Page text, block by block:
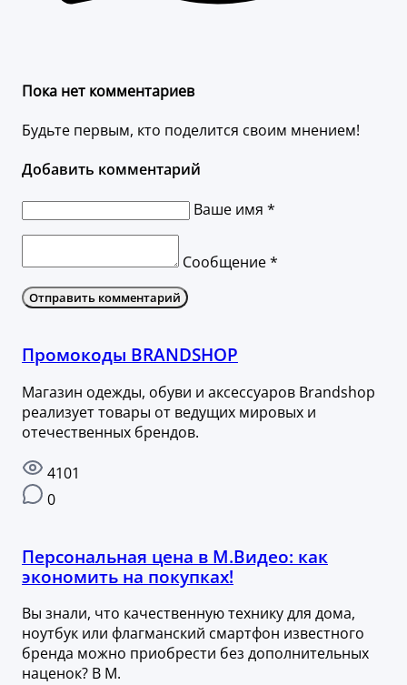
Пока нет комментариев
Будьте первым, кто поделится своим мнением!
Добавить комментарий
Ваше имя *
Сообщение *
Отправить комментарий
Промокоды BRANDSHOP
Магазин одежды, обуви и аксессуаров Brandshop
реализует товары от ведущих мировых и
отечественных брендов.
4101
0
Персональная цена в М.Видео: как
экономить на покупках!
Вы знали, что качественную технику для дома,
ноутбук или флагманский смартфон известного
бренда можно приобрести без дополнительных
наценок? В М.